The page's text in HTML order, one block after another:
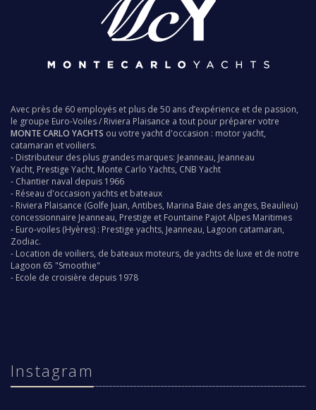
Avec près de 60 employés et plus de 50 ans d’expérience et de passion,
le groupe Euro-Voiles/ Riviera Plaisance a tout pour préparer votre
MONTE CARLO YACHTS ou votre yacht d'occasion : motor yacht,
catamaran et voiliers.
- Distributeur des plus grandes marques: Jeanneau, Jeanneau
Yacht, Prestige Yacht, Monte Carlo Yachts, CNB Yacht
- Chantier naval depuis 1966
- Réseau d'occasion yachts et bateaux
- Riviera Plaisance (Golfe Juan, Antibes, Marina Baie des anges, Beaulieu)
concessionnaire Jeanneau, Prestige et Fountaine PajotAlpes Maritimes
- Euro-voiles (Hyères) : Prestige yachts, Jeanneau, Lagoon catamaran,
Zodiac.
- Location de voiliers, de bateaux moteurs, de yachts de luxe et de notre
Lagoon 65 "Smoothie"
- Ecole de croisière depuis 1978
Instagram